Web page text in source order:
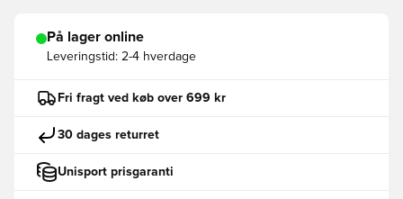
På lager online
Leveringstid: 2-4 hverdage
Fri fragt ved køb over 699 kr
30 dages returret
Unisport prisgaranti